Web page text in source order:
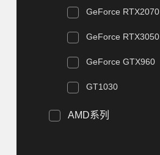
GeForce RTX2070
GeForce RTX3050
GeForce GTX960
GT1030
AMD系列